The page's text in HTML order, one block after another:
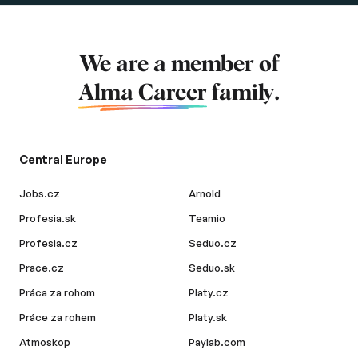
We are a member of
Alma Career family.
Central Europe
Jobs.cz
Profesia.sk
Profesia.cz
Prace.cz
Práca za rohom
Práce za rohem
Atmoskop
Arnold
Teamio
Seduo.cz
Seduo.sk
Platy.cz
Platy.sk
Paylab.com